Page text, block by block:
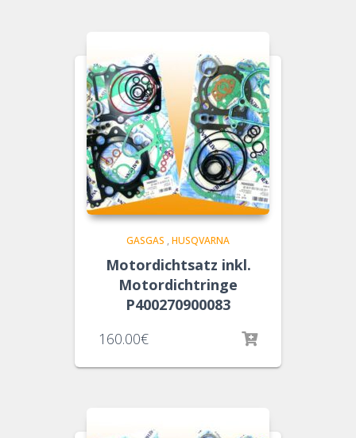
GASGAS , HUSQVARNA
Motordichtsatz inkl.
Motordichtringe
P400270900083
160.00€